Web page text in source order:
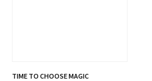
TIME TO CHOOSE MAGIC